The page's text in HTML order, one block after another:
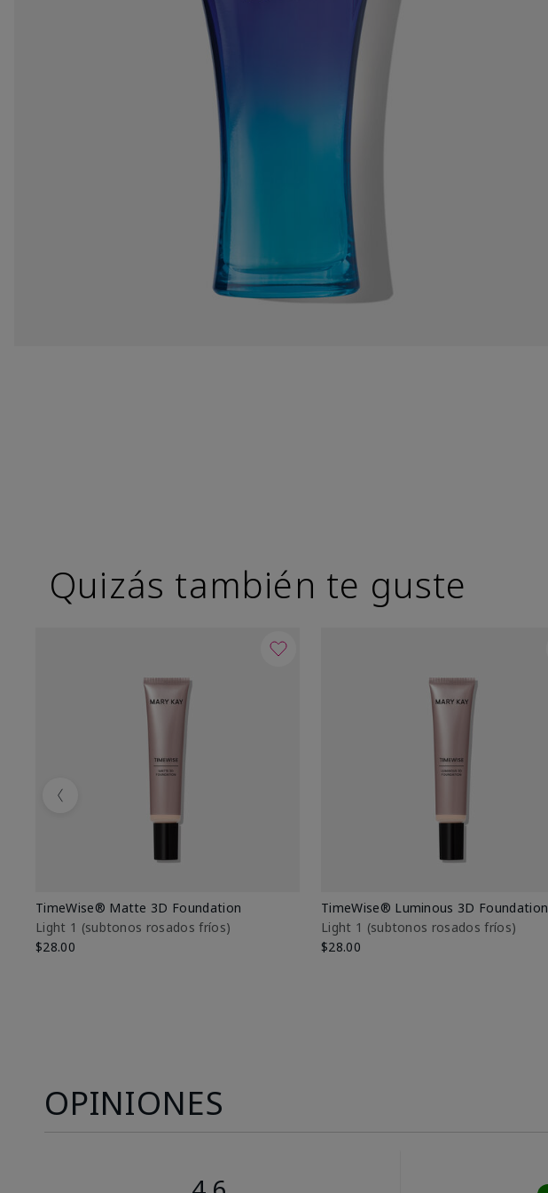
Quizás también te guste
TimeWise® Matte 3D Foundation
Light 1​ (subtonos rosados fríos)
$28.00
TimeWise® Luminous 3D Foundation
Light 1​ (subtonos rosados fríos)
$28.00
Previous
OPINIONES